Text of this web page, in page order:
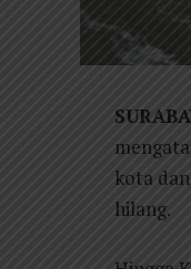
kota
hilang.